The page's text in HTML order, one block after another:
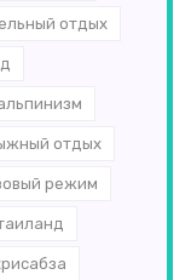
отдых
отдых
режим